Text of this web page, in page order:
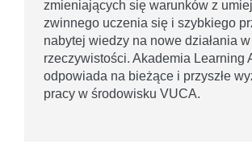
zmieniających się warunków z
zwinnego uczenia się i szybkiego
nabytej wiedzy na nowe działania
rzeczywistości. Akademia Learning
odpowiada na bieżące i przyszłe
pracy w środowisku VUCA.